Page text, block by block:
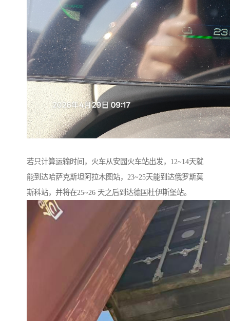
若只计算运输时间，火车从安园火车站出发，12~14天就
能到达哈萨克斯坦阿拉木图站，23~25天能到达俄罗斯莫
斯科站，并将在25~26 天之后到达德国杜伊斯堡站。